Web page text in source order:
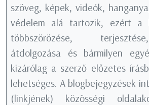
szöveg, képek, videók,
védelem alá tartozik, ezért a
többszörözése,
átdolgozása és bármilyen
kizárólag a szerző előzetes
lehetséges. A blogbejegyzések
(linkjének) közösségi